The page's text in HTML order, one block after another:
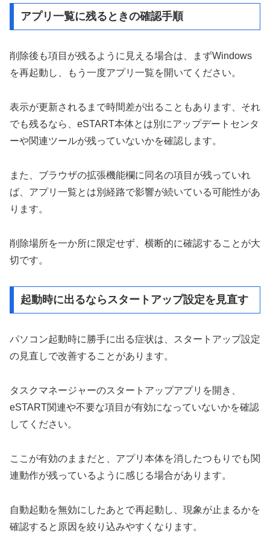
アプリ一覧に残るときの確認手順
削除後も項目が残るように見える場合は、まずWindows
を再起動し、もう一度アプリ一覧を開いてください。
表示が更新されるまで時間差が出ることもあります、それ
でも残るなら、eSTART本体とは別にアップデートセンタ
ーや関連ツールが残っていないかを確認します。
また、ブラウザの拡張機能欄に同名の項目が残っていれ
ば、アプリ一覧とは別経路で影響が続いている可能性があ
ります。
削除場所を一か所に限定せず、横断的に確認することが大
切です。
起動時に出るならスタートアップ設定を見直す
パソコン起動時に勝手に出る症状は、スタートアップ設定
の見直しで改善することがあります。
タスクマネージャーのスタートアップアプリを開き、
eSTART関連や不要な項目が有効になっていないかを確認
してください。
ここが有効のままだと、アプリ本体を消したつもりでも関
連動作が残っているように感じる場合があります。
自動起動を無効にしたあとで再起動し、現象が止まるかを
確認すると原因を絞り込みやすくなります。